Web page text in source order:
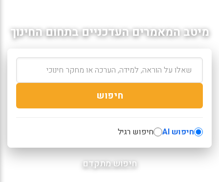
מיטב המאמרים העדכניים בתחום החינוך
חיפוש
חיפוש AI חיפוש רגיל
חיפוש מתקדם